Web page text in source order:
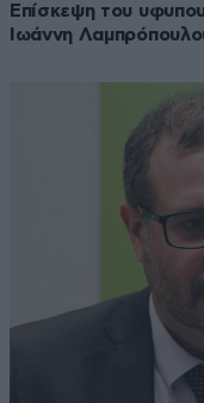
Επίσκεψη του
Ιωάννη